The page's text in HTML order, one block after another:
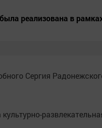
реализована в
Сергия